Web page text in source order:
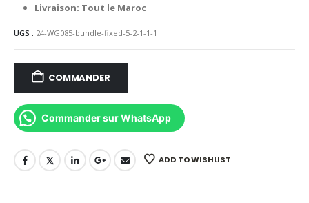
Livraison: Tout le Maroc
UGS : 24-WG085-bundle-fixed-5-2-1-1-1
COMMANDER
Commander sur WhatsApp
ADD TO WISHLIST